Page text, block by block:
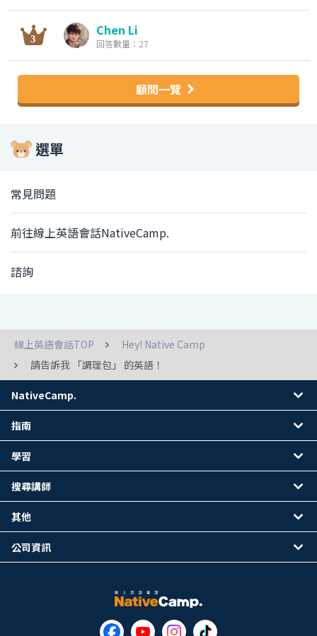
Chen Li
回答數量：27
顧問一覽
選單
常見問題
前往線上英語會話NativeCamp.
諮詢
線上英語會話TOP
Hey! Native Camp
請告訴我 「調理包」 的英語！
NativeCamp.
指南
學習
搜尋講師
其他
公司資訊